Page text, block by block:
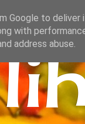
Google to deliver
with
address abuse.